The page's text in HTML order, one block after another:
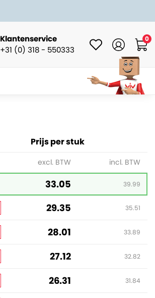
Klantenservice
+31 (0) 318 - 550333
0
Prijs per stuk
excl. BTW incl. BTW
33.05 39.99
29.35 35.51
28.01 33.89
27.12 32.82
26.31 31.84